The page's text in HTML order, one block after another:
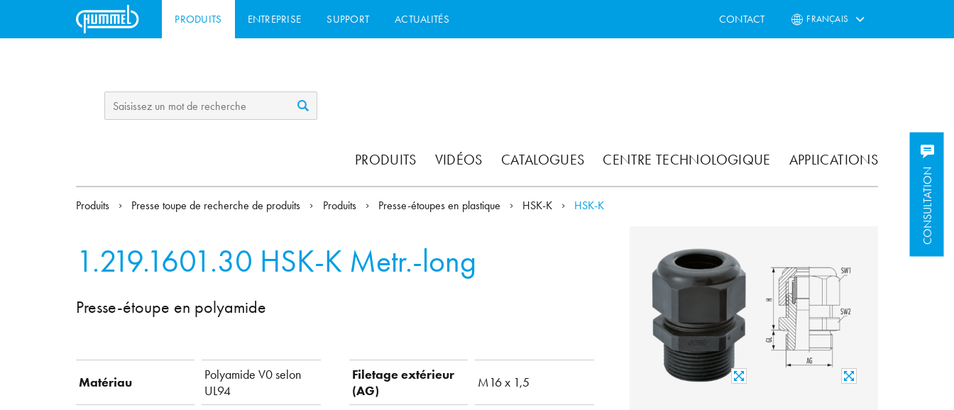
PRODUITS ENTREPRISE SUPPORT ACTUALITÉS CONTACT FRANÇAIS
PRODUITS VIDÉOS CATALOGUES CENTRE TECHNOLOGIQUE APPLICATIONS
CONSULTATION
Produits Presse toupe de recherche de produits Produits Presse-étoupes en plastique HSK-K HSK-K
1.219.1601.30 HSK-K Metr.-long
Presse-étoupe en polyamide
Matériau
Polyamide V0 selon
UL94
Filetage extérieur
(AG)
M16 x 1,5